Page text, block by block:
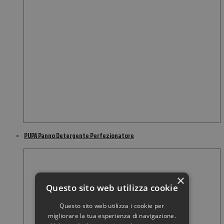
PUPA Panno Detergente Perfezionatore
×
Questo sito web utilizza cookie
Questo sito web utilizza i cookie per
migliorare la tua esperienza di navigazione.